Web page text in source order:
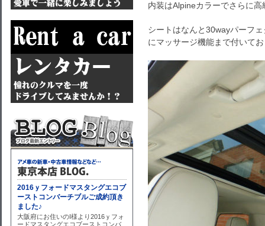
内装はAlpineカラーでさらに高
シートはなんと30wayパーフ
にマッサージ機能まで付いて